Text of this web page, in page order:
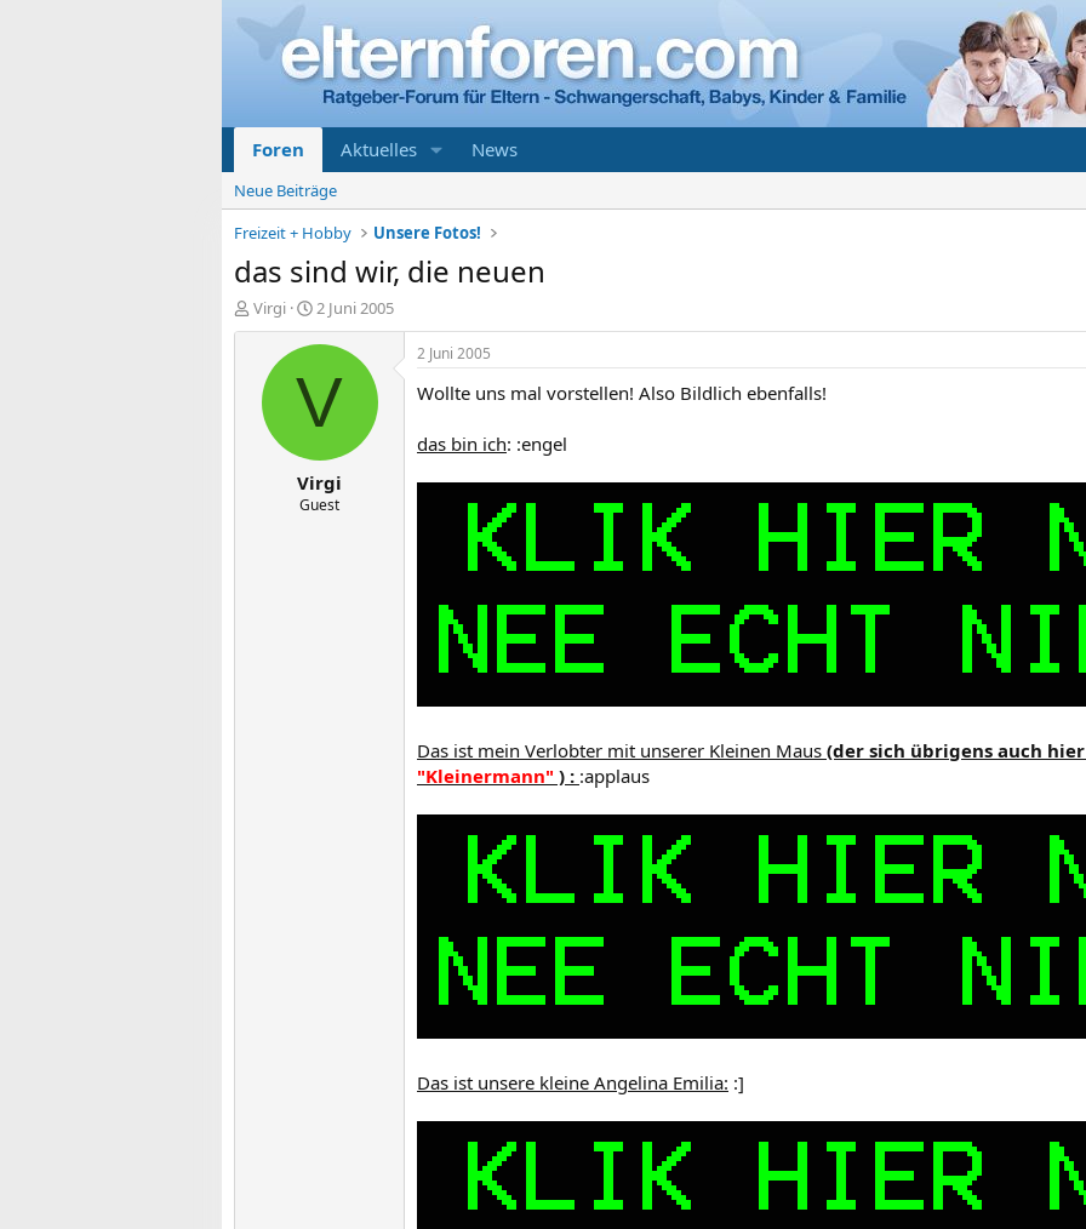
Foren Aktuelles News
Neue Beiträge
Freizeit + Hobby
Unsere Fotos!
das sind wir, die neuen
E
r
Virgi
E
r
s
l
t
a
m
2 Juni 2005
V
Virgi
Guest
2 Juni 2005
Wollte uns mal vorstellen! Also Bildlich ebenfalls!
das bin ich: :engel
Das ist mein Verlobter mit unserer Kleinen Maus (der sich übrigens auch
"Kleinermann" ) : :applaus
Das ist unsere kleine Angelina Emilia: :]